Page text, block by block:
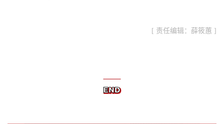
[ 责任编辑：薛筱蕙 ]